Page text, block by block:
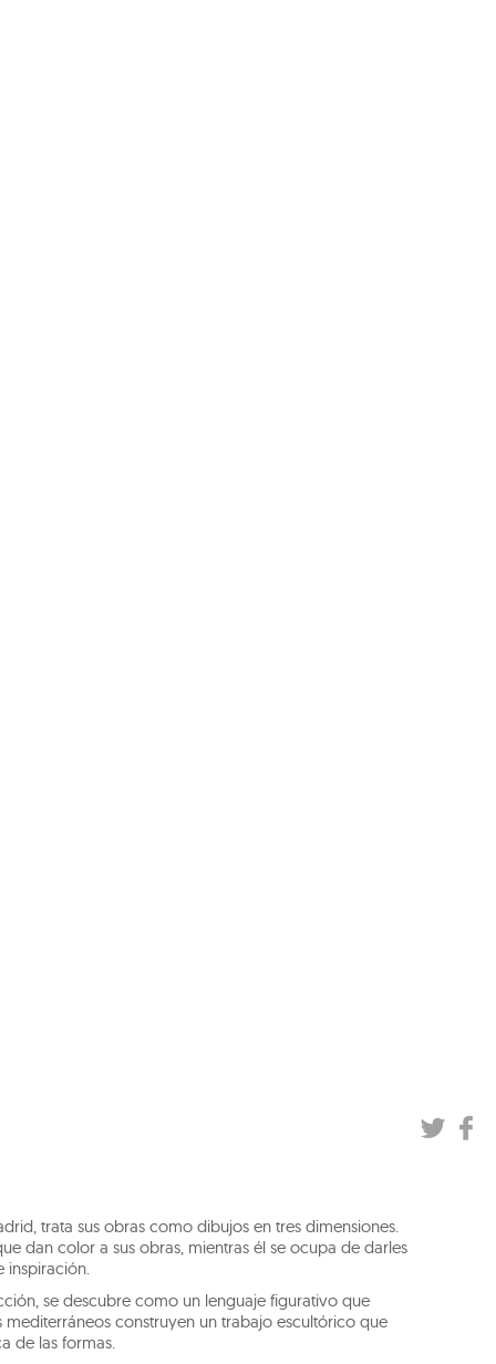
trata sus obras como dibujos en tres dimensiones.
dan color a sus obras, mientras él se ocupa de darles
inspiración.
se descubre como un lenguaje figurativo que
construyen un trabajo escultórico que
de las formas.